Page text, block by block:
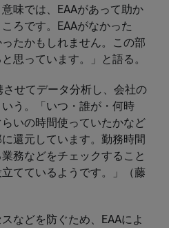
味では、EAAがあって助か
ろです。EAAがなかった
たかもしれません。この部
思っています。」と語る。
させてデータ分析し、会社の
う。「いつ・誰が・何時
いの時間使っていたかなど
還元しています。勤務時間
務などをチェックすること
てているようです。」（藤
などを防ぐため、EAAによ